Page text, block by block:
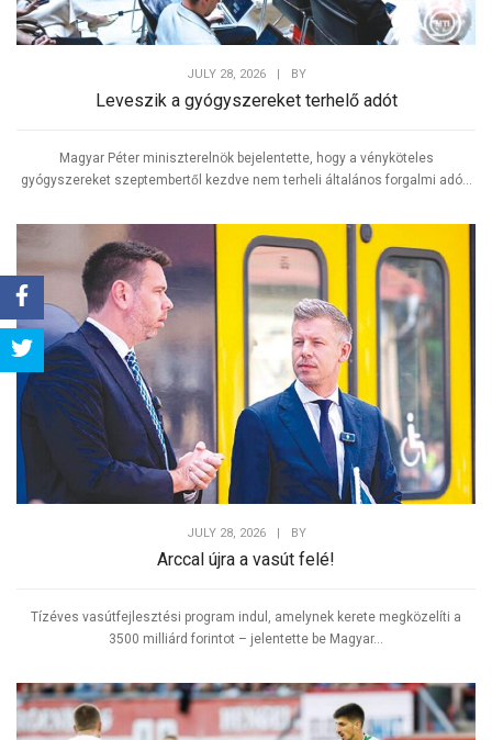
JULY 28, 2026 BY
Leveszik a gyógyszereket terhelő adót
Magyar Péter miniszterelnök bejelentette, hogy a vényköteles
gyógyszereket szeptembertől kezdve nem terheli általános forgalmi adó...
JULY 28, 2026 BY
Arccal újra a vasút felé!
Tízéves vasútfejlesztési program indul, amelynek kerete megközelíti a
3500 milliárd forintot – jelentette be Magyar...
Share
Tweet